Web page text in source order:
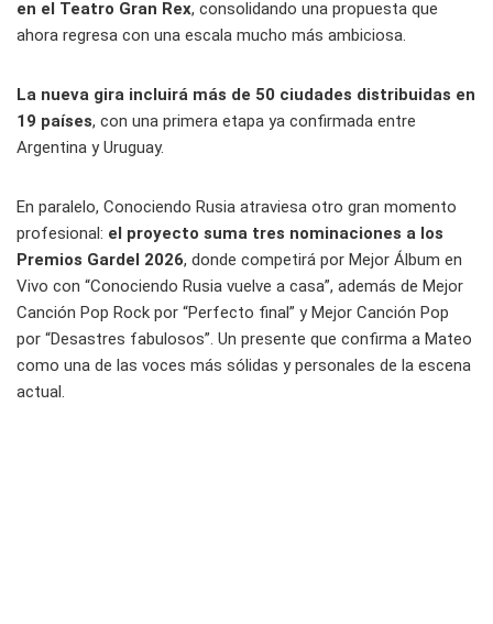
en el Teatro Gran Rex, consolidando una propuesta que
ahora regresa con una escala mucho más ambiciosa.
La nueva gira incluirá más de 50 ciudades distribuidas en
19 países, con una primera etapa ya confirmada entre
Argentina y Uruguay.
En paralelo, Conociendo Rusia atraviesa otro gran momento
profesional: el proyecto suma tres nominaciones a los
Premios Gardel 2026, donde competirá por Mejor Álbum en
Vivo con “Conociendo Rusia vuelve a casa”, además de Mejor
Canción Pop Rock por “Perfecto final” y Mejor Canción Pop
por “Desastres fabulosos”. Un presente que confirma a Mateo
como una de las voces más sólidas y personales de la escena
actual.